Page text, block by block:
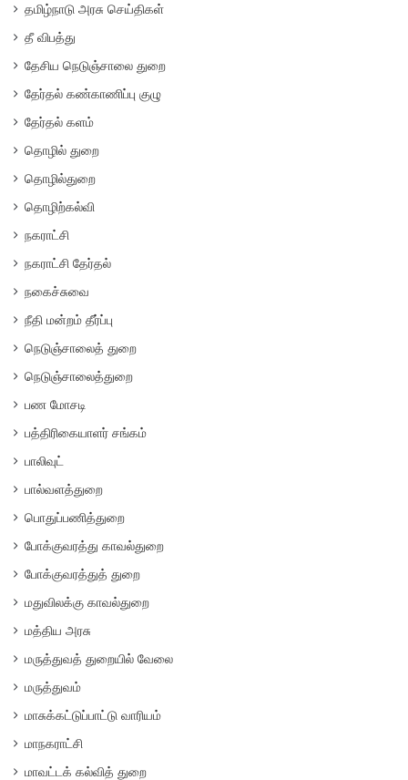
தமிழ்நாடு அரசு செய்திகள்
தீ விபத்து
தேசிய நெடுஞ்சாலை துறை
தேர்தல் கண்காணிப்பு குழு
தேர்தல் களம்
தொழில் துறை
தொழில்துறை
தொழிற்கல்வி
நகராட்சி
நகராட்சி தேர்தல்
நகைச்சுவை
நீதி மன்றம் தீர்ப்பு
நெடுஞ்சாலைத் துறை
நெடுஞ்சாலைத்துறை
பண மோசடி
பத்திரிகையாளர் சங்கம்
பாலிவுட்
பால்வளத்துறை
பொதுப்பணித்துறை
போக்குவரத்து காவல்துறை
போக்குவரத்துத் துறை
மதுவிலக்கு காவல்துறை
மத்திய அரசு
மருத்துவத் துறையில் வேலை
மருத்துவம்
மாசுக்கட்டுப்பாட்டு வாரியம்
மாநகராட்சி
மாவட்டக் கல்வித் துறை